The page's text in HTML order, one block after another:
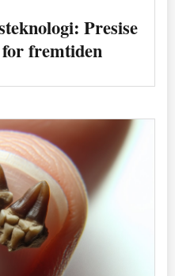
Presise
fremtiden